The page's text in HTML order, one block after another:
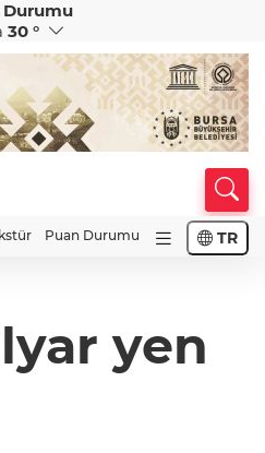
CAD
34,1883
Durumu
30 °
Puan Durumu TR
yen